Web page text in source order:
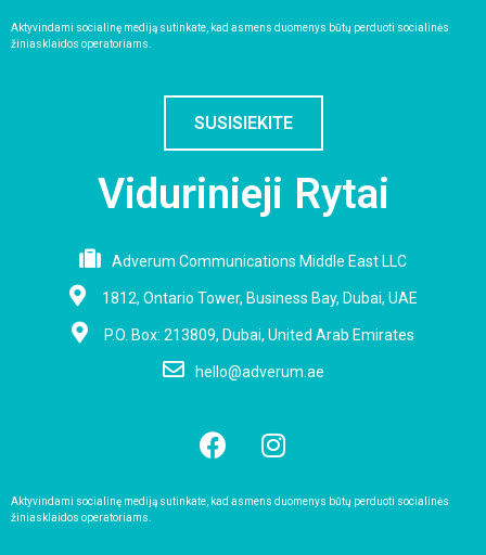
Aktyvindami socialinę mediją sutinkate, kad asmens duomenys būtų perduoti socialinės
žiniasklaidos operatoriams.
SUSISIEKITE
Vidurinieji Rytai
Adverum Communications Middle East LLC
1812, Ontario Tower, Business Bay, Dubai, UAE
P.O. Box: 213809, Dubai, United Arab Emirates
hello@adverum.ae
Aktyvindami socialinę mediją sutinkate, kad asmens duomenys būtų perduoti socialinės
žiniasklaidos operatoriams.